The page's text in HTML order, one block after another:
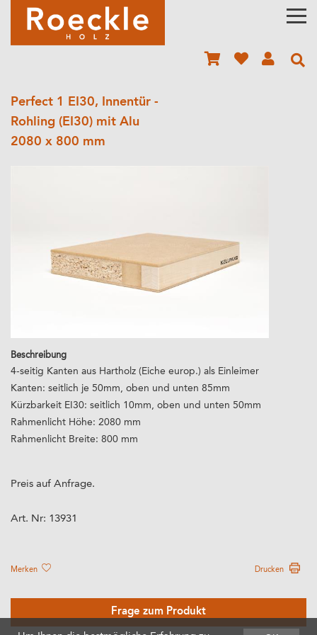
Perfect 1 EI30, Innentür -
Rohling (EI30) mit Alu
2080 x 800 mm
Beschreibung
4-seitig Kanten aus Hartholz (Eiche europ.) als Einleimer
Kanten: seitlich je 50mm, oben und unten 85mm
Kürzbarkeit EI30: seitlich 10mm, oben und unten 50mm
Rahmenlicht Höhe: 2080 mm
Rahmenlicht Breite: 800 mm
Preis auf Anfrage.
Art. Nr: 13931
Merken Drucken
Frage zum Produkt